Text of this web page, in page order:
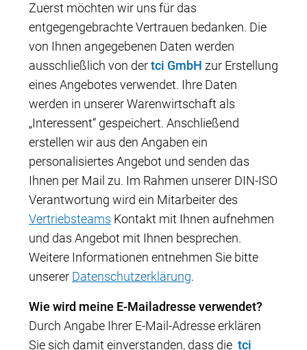
Zuerst möchten wir uns für das
entgegengebrachte Vertrauen bedanken. Die
von Ihnen angegebenen Daten werden
ausschließlich von dertci GmbH zur Erstellung
eines Angebotes verwendet. Ihre Daten
werden in unserer Warenwirtschaft als
„Interessent“ gespeichert. Anschließend
erstellen wir aus den Angaben ein
personalisiertes Angebot und senden das
Ihnen per Mail zu. Im Rahmen unserer DIN-ISO
Verantwortung wird ein Mitarbeiter des
Vertriebsteams Kontakt mit Ihnen aufnehmen
und das Angebot mit Ihnen besprechen.
Weitere Informationen entnehmen Sie bitte
unserer Datenschutzerklärung.
Wie wird meine E-Mailadresse verwendet?
Durch Angabe Ihrer E-Mail-Adresse erklären
Sie sich damit einverstanden, dass die tci